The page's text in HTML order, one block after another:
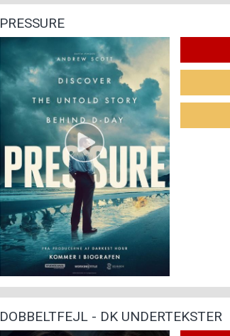
PRESSURE
DOBBELTFEJL - DK UNDERTEKSTER